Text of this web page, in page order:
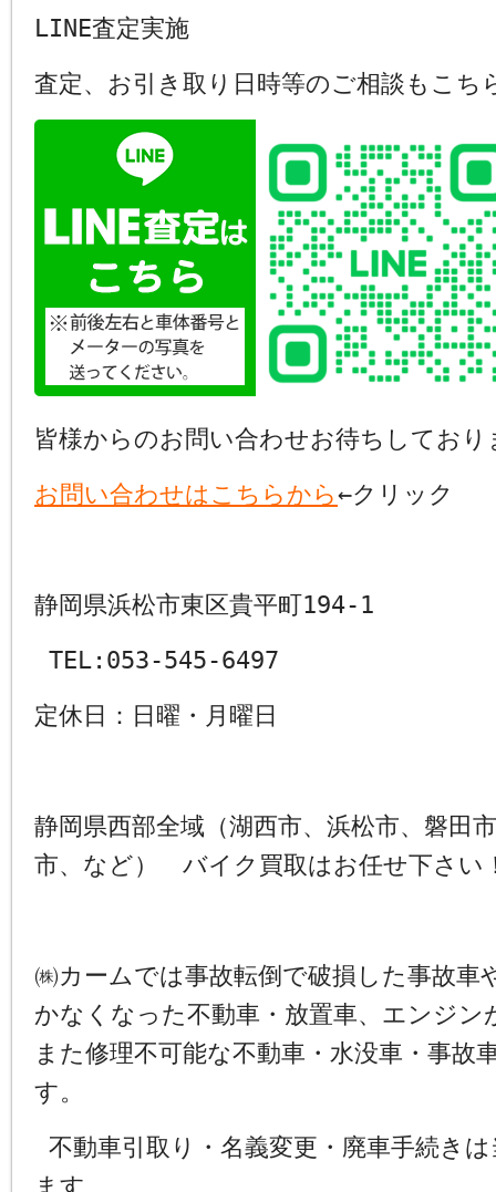
LINE査定実施
査定、お引き取り日時等のご相談もこち
皆様からのお問い合わせお待ちしており
お問い合わせはこちらから←クリック
静岡県浜松市東区貴平町194-1
TEL:053-545-6497
定休日：日曜・月曜日
静岡県西部全域（湖西市、浜松市、磐田
市、など） バイク買取はお任せ下さい
㈱カームでは事故転倒で破損した事故車
かなくなった不動車・放置車、エンジン
また修理不可能な不動車・水没車・事故
す。
不動車引取り・名義変更・廃車手続き
ます